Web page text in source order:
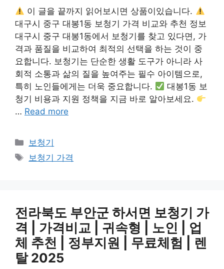
이 글을 끝까지 읽어보시면 상품이있습니다.
대구시 중구 대봉1동 보청기 가격 비교와 추천 정보
대구시 중구 대봉1동에서 보청기를 찾고 있다면, 가
격과 품질을 비교하여 최적의 선택을 하는 것이 중
요합니다. 보청기는 단순한 생활 도구가 아니라 사
회적 소통과 삶의 질을 높여주는 필수 아이템으로,
특히 노인들에게는 더욱 중요합니다.
대봉1동 보
청기 비용과 지원 정책을 지금 바로 알아보세요.
… Read more
카
테
보청기
태
보청기 가격
전라북도 부안군 하서면 보청기 가
격 | 가격비교 | 귀속형 | 노인 | 업
체 추천 | 정부지원 | 무료체험 | 렌
탈 2025